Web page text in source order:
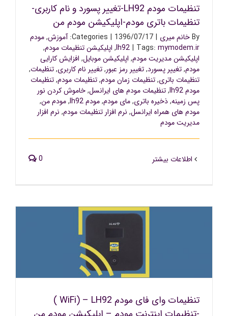
تنظیمات مودم LH92-تغییر پسورد و نام کاربری-
تنظیمات باتری مودم-اپلیکیشن مودم من
Byخانم میری |
1396/07/17
|
Categories: آموزش,مودم
lh92 | Tags: mymodem.ir
, اپلیکیشن تنظیمات مودم,
اپلیکیشن مدیریت مودم, اپلیکیشن موبایل, افزایش کارایی
مودم,تغییر پسورد,تغییر رمز عبور,تغییر نام کاربری,تنظیمات,
تنظیمات باتری,تنظیمات زمان مودم,تنظیمات مودم,تنظیمات
مودم lh92
,تنظیمات مودم های ایرانسل,خاموش کردن نور
پس زمینه,ذخیره باتری,مای مودم,مودم lh92 ,مودم من,
مودم های همراه ایرانسل, نرم افزار تنظیمات مودم, نرم افزار
مدیریت مودم
اطلاعات بیشتر 0
تنظیمات وای فای مودم WiFi) – LH92 ) -تنظیمات اینترنت
مودم – اپلیکیشن مودم من
تنظیمات وای فای مودم WiFi) – LH92 )